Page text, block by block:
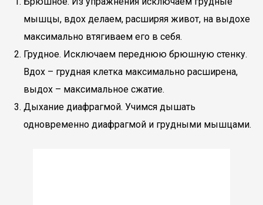
мышцы, вдох делаем, расширяя живот, на выдохе
максимально втягиваем его в себя.
Грудное. Исключаем переднюю брюшную стенку.
Вдох – грудная клетка максимально расширена,
выдох – максимальное сжатие.
Дыхание диафрагмой. Учимся дышать
одновременно диафрагмой и грудными мышцами.